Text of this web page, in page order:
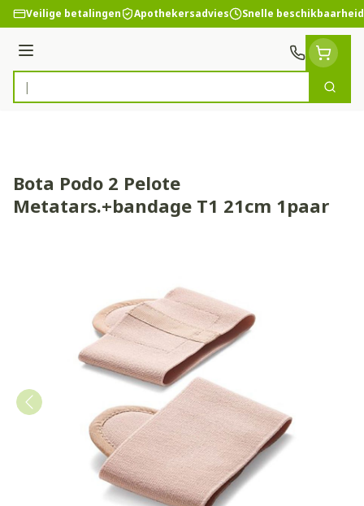
Ga naar de inhoud
Veilige betalingen Apothekersadvies Snelle beschikbaarheid
Menu
Product, merk, categorie...
Zoek
Bota Podo 2 Pelote
Metatars.+bandage T1 21cm 1paar